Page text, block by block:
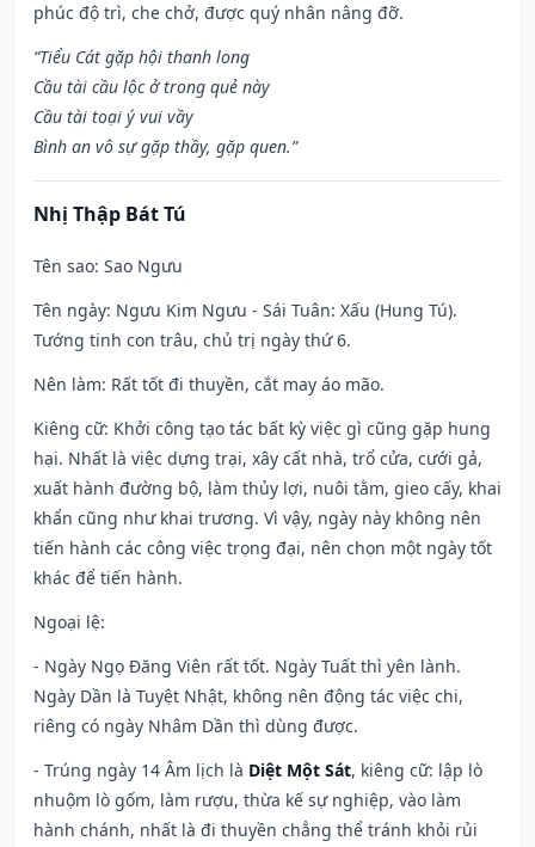
phúc độ trì, che chở, được quý nhân nâng đỡ.
“Tiểu Cát gặp hội thanh long
Cầu tài cầu lộc ở trong quẻ này
Cầu tài toại ý vui vầy
Bình an vô sự gặp thầy, gặp quen.”
Nhị Thập Bát Tú
Tên sao: Sao Ngưu
Tên ngày: Ngưu Kim Ngưu - Sái Tuân: Xấu (Hung Tú).
Tướng tinh con trâu, chủ trị ngày thứ 6.
Nên làm: Rất tốt đi thuyền, cắt may áo mão.
Kiêng cữ: Khởi công tạo tác bất kỳ việc gì cũng gặp hung
hại. Nhất là việc dựng trại, xây cất nhà, trổ cửa, cưới gả,
xuất hành đường bộ, làm thủy lợi, nuôi tằm, gieo cấy, khai
khẩn cũng như khai trương. Vì vậy, ngày này không nên
tiến hành các công việc trọng đại, nên chọn một ngày tốt
khác để tiến hành.
Ngoại lệ:
- Ngày Ngọ Đăng Viên rất tốt. Ngày Tuất thì yên lành.
Ngày Dần là Tuyệt Nhật, không nên động tác việc chi,
riêng có ngày Nhâm Dần thì dùng được.
- Trúng ngày 14 Âm lịch là Diệt Một Sát, kiêng cữ: lập lò
nhuộm lò gốm, làm rượu, thừa kế sự nghiệp, vào làm
hành chánh, nhất là đi thuyền chẳng thể tránh khỏi rủi